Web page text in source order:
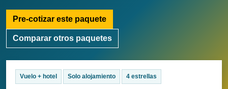
Pre-cotizar este paquete
Comparar otros paquetes
Vuelo + hotel Solo alojamiento 4 estrellas